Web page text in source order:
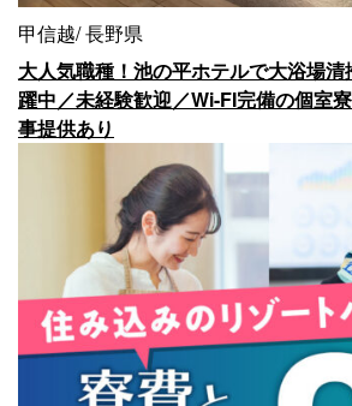
甲信越 長野県
大人気職種！池の平ホテルで大浴場
躍中／未経験歓迎／Wi-FI完備の個室
事提供あり